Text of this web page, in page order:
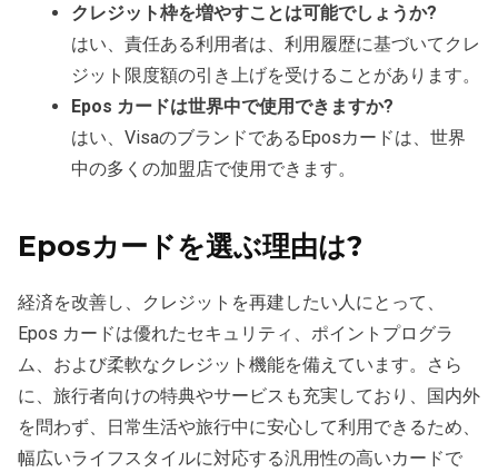
クレジット枠を増やすことは可能でしょうか?
はい、責任ある利用者は、利用履歴に基づいてクレ
ジット限度額の引き上げを受けることがあります。
Epos カードは世界中で使用できますか?
はい、VisaのブランドであるEposカードは、世界
中の多くの加盟店で使用できます。
Eposカードを選ぶ理由は?
経済を改善し、クレジットを再建したい人にとって、
Epos カードは優れたセキュリティ、ポイントプログラ
ム、および柔軟なクレジット機能を備えています。さら
に、旅行者向けの特典やサービスも充実しており、国内外
を問わず、日常生活や旅行中に安心して利用できるため、
幅広いライフスタイルに対応する汎用性の高いカードで